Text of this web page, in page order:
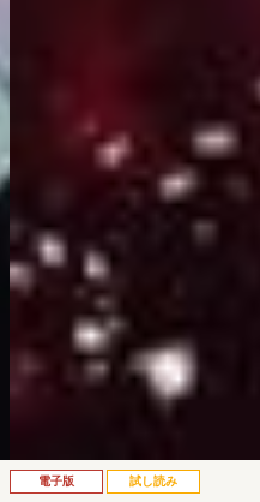
電子版 試し読み